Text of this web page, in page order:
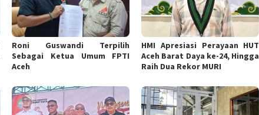
Roni Guswandi Terpilih
Sebagai Ketua Umum FPTI
Aceh
HMI Apresiasi Perayaan HUT
Aceh Barat Daya ke-24, Hingga
Raih Dua Rekor MURI